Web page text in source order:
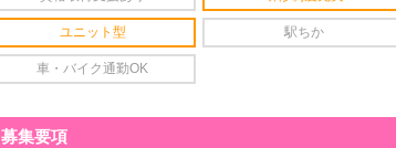
ユニット型 駅ちか
車・バイク通勤OK
募集要項